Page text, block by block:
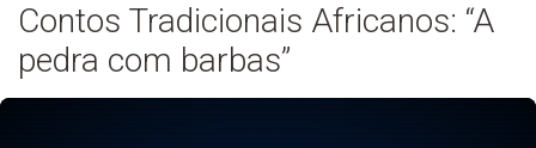
Contos Tradicionais Africanos: “A
pedra com barbas”